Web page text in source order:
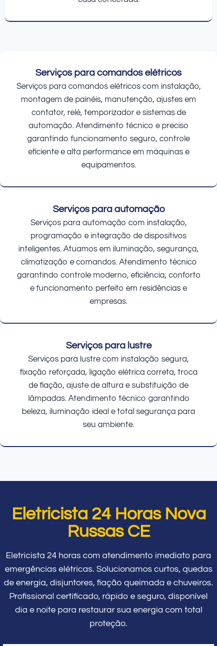
Serviços para comandos elétricos
Serviços para comandos elétricos com instalação,
montagem de painéis, manutenção, ajustes em
contator, relé, temporizador e sistemas de
automação. Atendimento técnico e preciso
garantindo funcionamento seguro, controle
eficiente e alta performance em máquinas e
equipamentos.
Serviços para automação
Serviços para automação com instalação,
programação e integração de dispositivos
inteligentes. Atuamos em iluminação, segurança,
climatização e comandos. Atendimento técnico
garantindo controle moderno, eficiência, conforto
e funcionamento perfeito em residências e
empresas.
Serviços para lustre
Serviços para lustre com instalação segura,
fixação reforçada, ligação elétrica correta, troca
de fiação, ajuste de altura e substituição de
lâmpadas. Atendimento técnico garantindo
beleza, iluminação ideal e total segurança para
seu ambiente.
Eletricista 24 Horas Nova
Russas CE
Eletricista 24 horas com atendimento imediato para
emergências elétricas. Solucionamos curtos, quedas
de energia, disjuntores, fiação queimada e chuveiros.
Profissional certificado, rápido e seguro, disponível
dia e noite para restaurar sua energia com total
proteção.